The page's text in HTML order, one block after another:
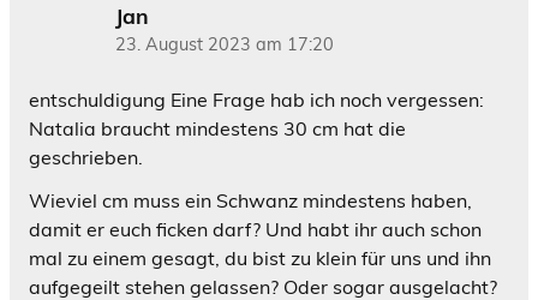
Jan
23. August 2023 am 17:20
entschuldigung Eine Frage hab ich noch vergessen:
Natalia braucht mindestens 30 cm hat die
geschrieben.
Wieviel cm muss ein Schwanz mindestens haben,
damit er euch ficken darf? Und habt ihr auch schon
mal zu einem gesagt, du bist zu klein für uns und ihn
aufgegeilt stehen gelassen? Oder sogar ausgelacht?